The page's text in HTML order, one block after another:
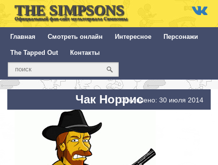
THE SIMPSONS
Официальный фан-сайт мультсериала Симпсоны
Главная Смотреть онлайн Интересное Персонажи
The Tapped Out Контакты
Чак НоррисОбновлено: 30 июля 2014